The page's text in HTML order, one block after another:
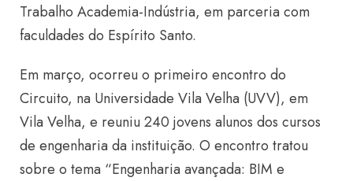
Trabalho Academia-Indústria, em parceria com
faculdades do Espírito Santo.
Em março, ocorreu o primeiro encontro do
Circuito, na Universidade Vila Velha (UVV), em
Vila Velha, e reuniu 240 jovens alunos dos cursos
de engenharia da instituição. O encontro tratou
sobre o tema “Engenharia avançada: BIM e